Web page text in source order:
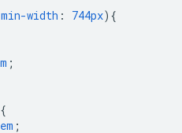
min-width : 744px) {
;
{
;